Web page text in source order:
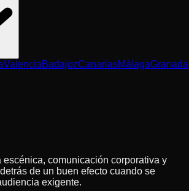
ValenciaBadajozCanariasMálagaGranada
escénica, comunicación corporativa y
de un buen efecto cuando se
exigente.